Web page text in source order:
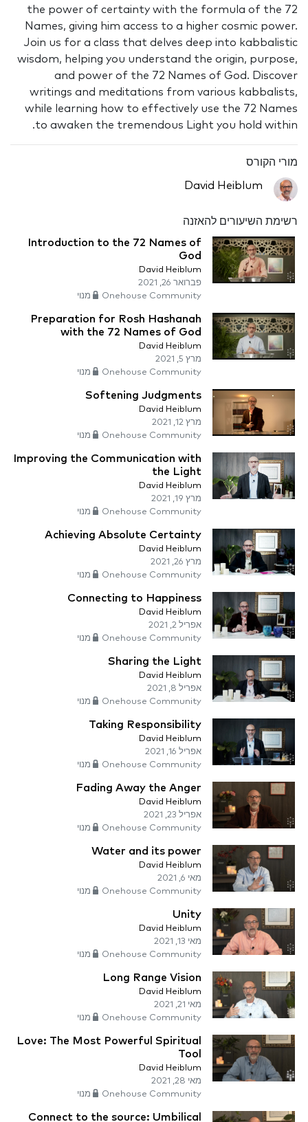
the power of certainty with the formula of the 72
Names, giving him access to a higher cosmic power.
Join us for a class that delves deep into kabbalistic
wisdom, helping you understand the origin, purpose,
and power of the 72 Names of God. Discover
writings and meditations from various kabbalists,
while learning how to effectively use the 72 Names
to awaken the tremendous Light you hold within.
מורי הקורס
David Heiblum
רשימת השיעורים להאזנה
Introduction to the 72 Names of
God
David Heiblum
פברואר 26, 2021
Onehouse Community מנוי
Preparation for Rosh Hashanah
with the 72 Names of God
David Heiblum
מרץ 5, 2021
Onehouse Community מנוי
Softening Judgments
David Heiblum
מרץ 12, 2021
Onehouse Community מנוי
Improving the Communication with
the Light
David Heiblum
מרץ 19, 2021
Onehouse Community מנוי
Achieving Absolute Certainty
David Heiblum
מרץ 26, 2021
Onehouse Community מנוי
Connecting to Happiness
David Heiblum
אפריל 2, 2021
Onehouse Community מנוי
Sharing the Light
David Heiblum
אפריל 8, 2021
Onehouse Community מנוי
Taking Responsibility
David Heiblum
אפריל 16, 2021
Onehouse Community מנוי
Fading Away the Anger
David Heiblum
אפריל 23, 2021
Onehouse Community מנוי
Water and its power
David Heiblum
מאי 6, 2021
Onehouse Community מנוי
Unity
David Heiblum
מאי 13, 2021
Onehouse Community מנוי
Long Range Vision
David Heiblum
מאי 21, 2021
Onehouse Community מנוי
Love: The Most Powerful Spiritual
Tool
David Heiblum
מאי 28, 2021
Onehouse Community מנוי
Connect to the source: Umbilical